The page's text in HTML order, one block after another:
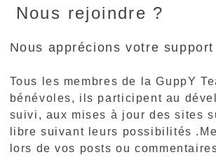
Nous rejoindre ?
Nous apprécions votre support
Tous les membres de la GuppY
bénévoles, ils participent au
suivi, aux mises à jour des sites
libre suivant leurs possibilités
lors de vos posts ou